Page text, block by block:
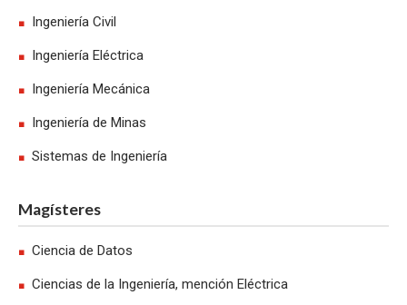
Ingeniería Civil
Ingeniería Eléctrica
Ingeniería Mecánica
Ingeniería de Minas
Sistemas de Ingeniería
Magísteres
Ciencia de Datos
Ciencias de la Ingeniería, mención Eléctrica